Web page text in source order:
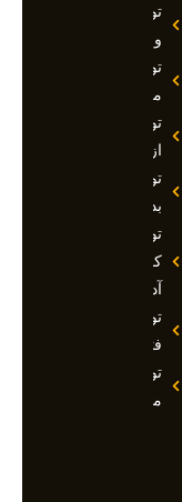
تور
وان
تور
مارماریس
تور
ازمیر
تور
بدروم
تور
کوش
آداسی
تور
فتحیه
تور
مالزی